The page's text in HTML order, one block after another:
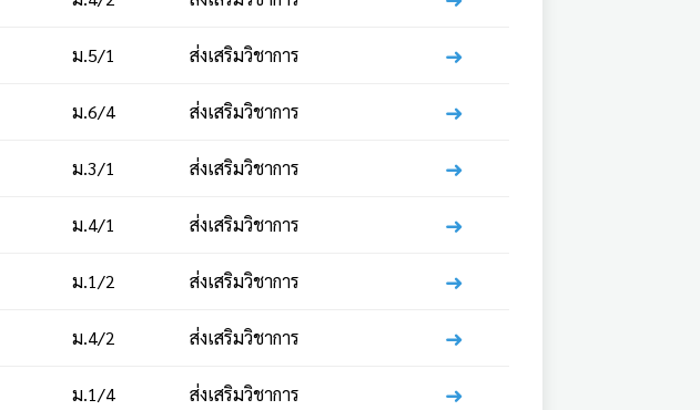
ม.5/1 ส่งเสริมวิชาการ ➜
ม.6/4 ส่งเสริมวิชาการ ➜
ม.3/1 ส่งเสริมวิชาการ ➜
ม.4/1 ส่งเสริมวิชาการ ➜
ม.1/2 ส่งเสริมวิชาการ ➜
ม.4/2 ส่งเสริมวิชาการ ➜
ม.1/4 ส่งเสริมวิชาการ ➜